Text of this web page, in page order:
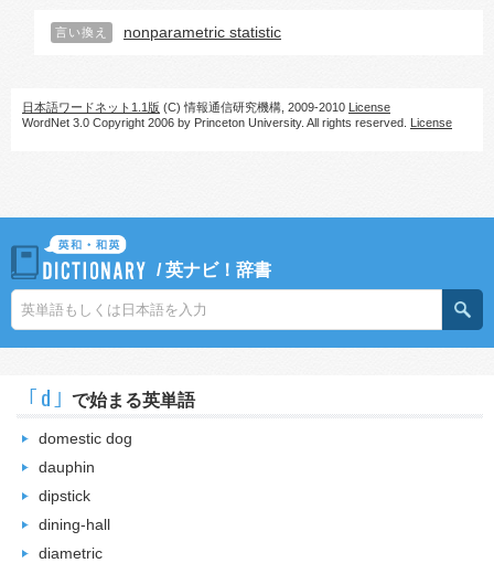
言い換え nonparametric statistic
日本語ワードネット1.1版 (C) 情報通信研究機構, 2009-2010 License
WordNet 3.0 Copyright 2006 by Princeton University. All rights reserved. License
/英ナビ！辞書
｢d｣ で始まる英単語
domestic dog
dauphin
dipstick
dining-hall
diametric